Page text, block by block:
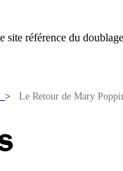
site référence du
> Le Retour de Mary